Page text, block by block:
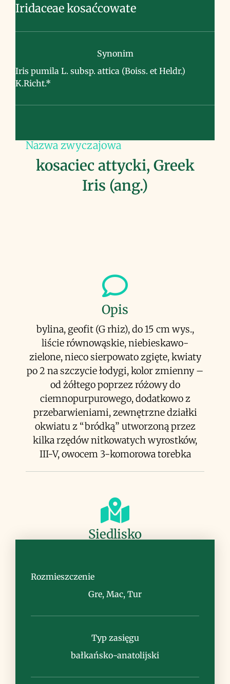
Iridaceae kosaćcowate
Synonim
Iris pumila L. subsp. attica (Boiss. et Heldr.)
K.Richt.*
Nazwa zwyczajowa
kosaciec attycki, Greek
Iris (ang.)
Opis
bylina, geofit (G rhiz), do 15 cm wys.,
liście równowąskie, niebieskawo-
zielone, nieco sierpowato zgięte, kwiaty
po 2 na szczycie łodygi, kolor zmienny –
od żółtego poprzez różowy do
ciemnopurpurowego, dodatkowo z
przebarwieniami, zewnętrzne działki
okwiatu z “bródką” utworzoną przez
kilka rzędów nitkowatych wyrostków,
III-V, owocem 3-komorowa torebka
Siedlisko
Uwagi
Rozmieszczenie
Gre, Mac, Tur
Typ zasięgu
bałkańsko-anatolijski